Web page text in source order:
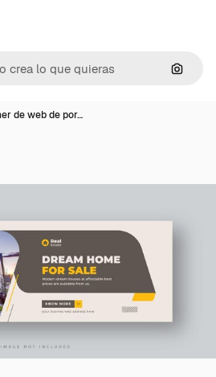
de web de por…